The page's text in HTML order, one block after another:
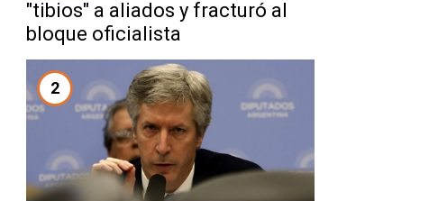
"tibios" a aliados y fracturó al
bloque oficialista
2